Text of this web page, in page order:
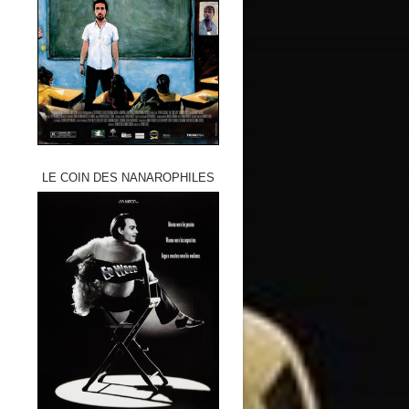
LE COIN DES NANAROPHILES